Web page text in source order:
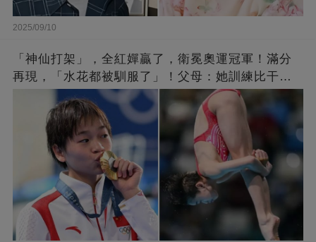
2025/09/10
「神仙打架」，全紅嬋贏了，衛冕奧運冠軍！滿分
再現，「水花都被馴服了」！父母：她訓練比干農
活累百倍！陳芋汐惜敗，獲得銀牌